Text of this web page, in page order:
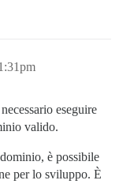
eseguire
valido.
è possibile
per lo sviluppo. È